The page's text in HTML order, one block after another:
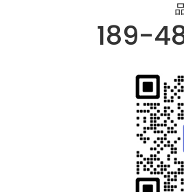
189-